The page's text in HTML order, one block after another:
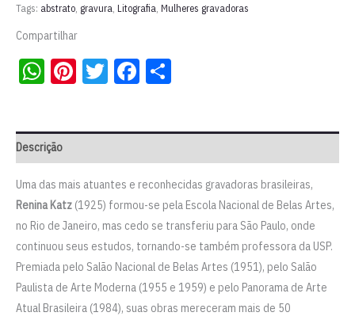
Renina
Katz
Tags: abstrato gravura Litografia Mulheres gravadoras
Compartilhar
WhatsApp
Pinterest
TwitterFacebook
Descrição
Uma das mais atuantes e reconhecidas gravadoras brasileiras,
Renina Katz (1925) formou-se pela Escola Nacional de Belas Artes,
no Rio de Janeiro, mas cedo se transferiu para São Paulo, onde
continuou seus estudos, tornando-se também professora da USP.
Premiada pelo Salão Nacional de Belas Artes (1951), pelo Salão
Paulista de Arte Moderna (1955 e 1959) e pelo Panorama de Arte
Atual Brasileira (1984), suas obras mereceram mais de 50